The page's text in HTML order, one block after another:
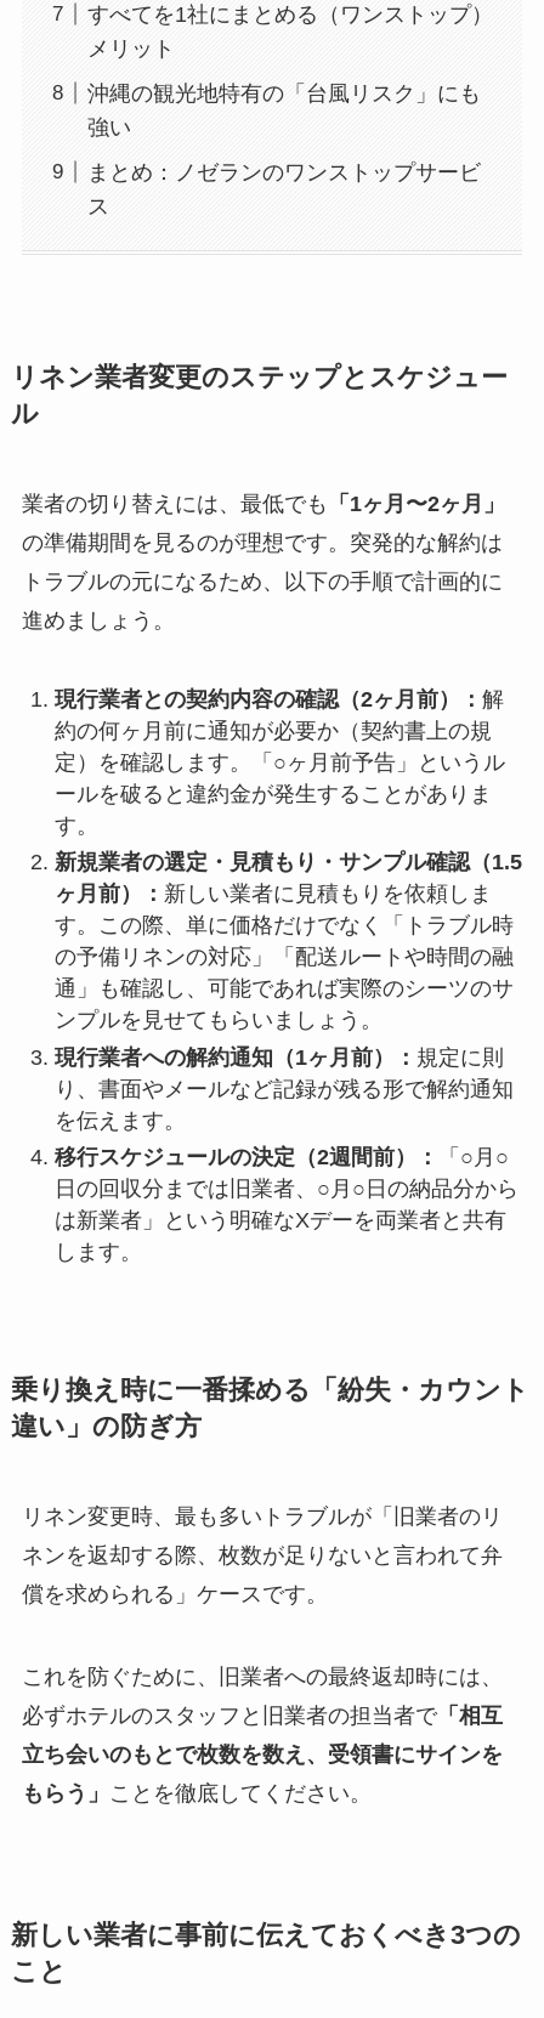
すべてを1社にまとめる（ワンストップ）
メリット
沖縄の観光地特有の「台風リスク」にも
強い
まとめ：ノゼランのワンストップサービ
ス
リネン業者変更のステップとスケジュー
ル
業者の切り替えには、最低でも
「1ヶ月〜2ヶ月」
の準備期間を見るのが理想です。突発的な解約は
トラブルの元になるため、以下の手順で計画的に
進めましょう。
現行業者との契約内容の確認（2ヶ月前）： 解
約の何ヶ月前に通知が必要か（契約書上の規
定）を確認します。「○ヶ月前予告」というル
ールを破ると違約金が発生することがありま
す。
新規業者の選定・見積もり・サンプル確認（1.5
ヶ月前）： 新しい業者に見積もりを依頼しま
す。この際、単に価格だけでなく「トラブル時
の予備リネンの対応」「配送ルートや時間の融
通」も確認し、可能であれば実際のシーツのサ
ンプルを見せてもらいましょう。
現行業者への解約通知（1ヶ月前）： 規定に則
り、書面やメールなど記録が残る形で解約通知
を伝えます。
移行スケジュールの決定（2週間前）：
「○月○
日の回収分までは旧業者、○月○日の納品分から
は新業者」という明確なXデーを両業者と共有
します。
乗り換え時に一番揉める「紛失・カウント
違い」の防ぎ方
リネン変更時、最も多いトラブルが「旧業者のリ
ネンを返却する際、枚数が足りないと言われて弁
償を求められる」ケースです。
これを防ぐために、旧業者への最終返却時には、
必ずホテルのスタッフと旧業者の担当者で「相互
立ち会いのもとで枚数を数え、受領書にサインを
もらう」 ことを徹底してください。
新しい業者に事前に伝えておくべき3つの
こと